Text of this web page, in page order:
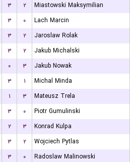
۳ ۲
Miastowski Maksymilian
۳ ۰
Lach Marcin
۳ ۲
Jaroslaw Rolak
۳ ۲
Jakub Michalski
۰ ۳
Jakub Nowak
۳ ۱
Michal Minda
۱ ۳
Mateusz Trela
۳ ۰
Piotr Gumulinski
۲ ۳
Konrad Kulpa
۳ ۲
Wojciech Pytlas
۳ ۰
Radoslaw Malinowski